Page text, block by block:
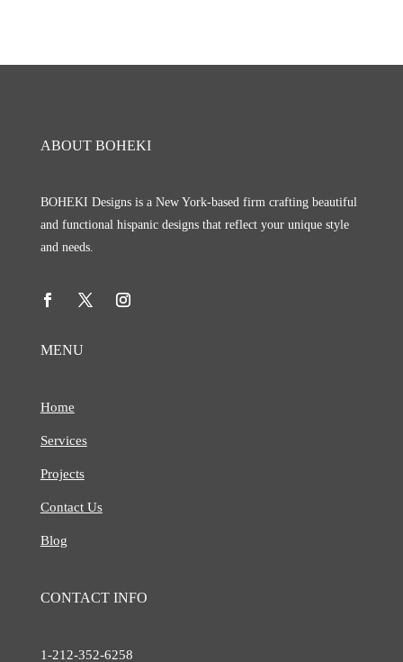
ABOUT BOHEKI
BOHEKI Designs is a New York-based firm crafting beautiful
and functional hispanic designs that reflect your unique style
and needs.
MENU
Home
Services
Projects
Contact Us
Blog
CONTACT INFO
1-212-352-6258